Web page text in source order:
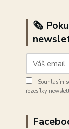
🗞️
Souhlasím
rozesílky